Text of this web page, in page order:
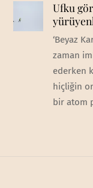
Ufku
‘Beyaz
zaman
ederken
hiçliğin
bir atom